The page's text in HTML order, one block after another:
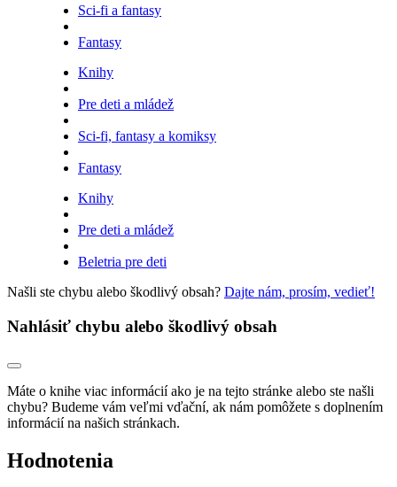
Sci-fi a fantasy
Fantasy
Knihy
Pre deti a mládež
Sci-fi, fantasy a komiksy
Fantasy
Knihy
Pre deti a mládež
Beletria pre deti
Našli ste chybu alebo škodlivý obsah? Dajte nám, prosím, vedieť!
Nahlásiť chybu alebo škodlivý obsah
Máte o knihe viac informácií ako je na tejto stránke alebo ste našli
chybu? Budeme vám veľmi vďační, ak nám pomôžete s doplnením
informácií na našich stránkach.
Hodnotenia